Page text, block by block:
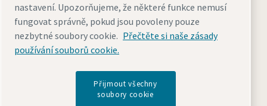
Právní upozornění a oznámení o ochraně osobních údajů
Přizpůsobit nastavení cookies
© 2026 Atlas Copco s.r.o.
nastavení. Upozorňujeme, že některé funkce nemusí
fungovat správně, pokud jsou povoleny pouze
nezbytné soubory cookie. Přečtěte si naše zásady
používání souborů cookie.
Přijmout všechny
soubory cookie